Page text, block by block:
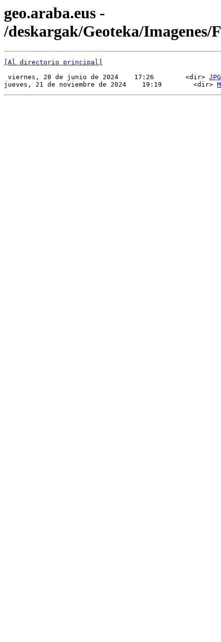
geo.araba.eus -
/deskargak/Geoteka/Imagenes/
[Al directorio principal]
viernes, 28 de junio de 2024    17:26        <dir> JPG
jueves, 21 de noviembre de 2024    19:19        <dir>